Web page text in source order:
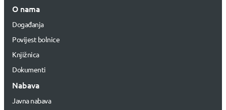
O nama
Događanja
Povijest bolnice
Knjižnica
Dokumenti
Nabava
Javna nabava